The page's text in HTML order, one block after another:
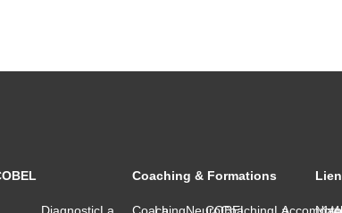
DiagnosticLa
La
COBEL
Coaching & Formations
CoachingNeuroCoachingLa
1/